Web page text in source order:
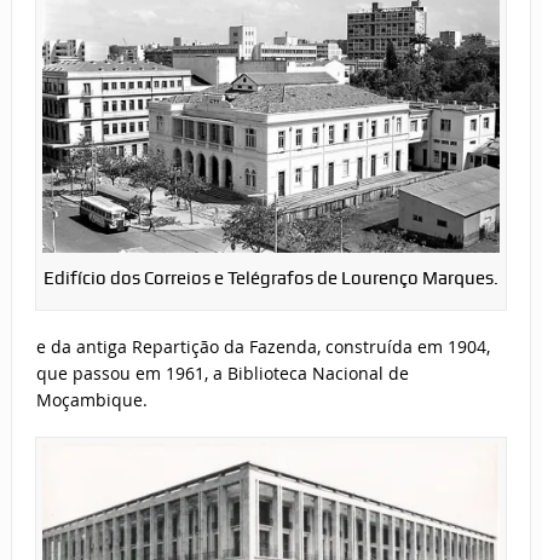
Edifício dos Correios e Telégrafos de Lourenço Marques.
e da antiga Repartição da Fazenda, construída em 1904,
que passou em 1961, a Biblioteca Nacional de
Moçambique.